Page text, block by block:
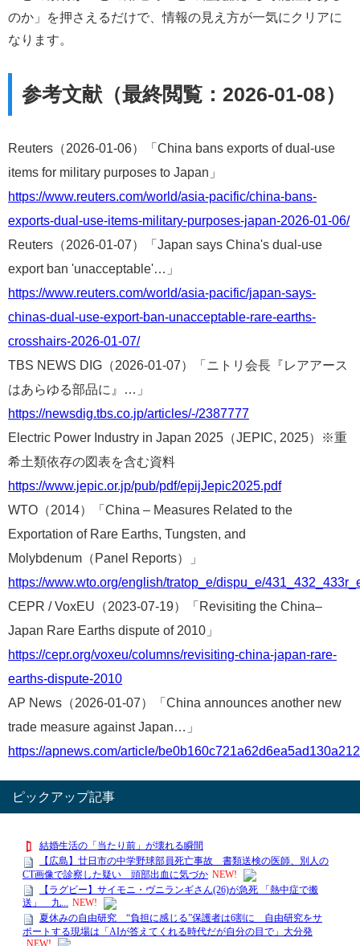
のか」を押さえるだけで、情報の見え方が一気にクリアに
なります。
参考文献（最終閲覧：2026-01-08）
Reuters（2026-01-06）「China bans exports of dual-use
items for military purposes to Japan」
https://www.reuters.com/world/asia-pacific/china-bans-
exports-dual-use-items-military-purposes-japan-2026-01-06/
Reuters（2026-01-07）「Japan says China's dual-use
export ban 'unacceptable'…」
https://www.reuters.com/world/asia-pacific/japan-says-
chinas-dual-use-export-ban-unacceptable-rare-earths-
crosshairs-2026-01-07/
TBS NEWS DIG（2026-01-07）「ニトリ会長『レアアース
はあらゆる部品に』…」
https://newsdig.tbs.co.jp/articles/-/2387777
Electric Power Industry in Japan 2025（JEPIC, 2025）※重
希土類依存の図表を含む資料
https://www.jepic.or.jp/pub/pdf/epijJepic2025.pdf
WTO（2014）「China – Measures Related to the
Exportation of Rare Earths, Tungsten, and
Molybdenum（Panel Reports）」
https://www.wto.org/english/tratop_e/dispu_e/
CEPR / VoxEU（2023-07-19）「Revisiting the China–
Japan Rare Earths dispute of 2010」
https://cepr.org/voxeu/columns/revisiting-china-japan-rare-
earths-dispute-2010
AP News（2026-01-07）「China announces another new
trade measure against Japan…」
https://apnews.com/article/
ピックアップ記事